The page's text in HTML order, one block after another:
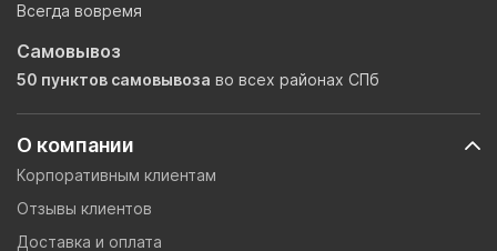
О компании
Корпоративным клиентам
Отзывы клиентов
Доставка и оплата
Всегда вовремя
Самовывоз
50 пунктов самовывоза во всех районах СПб